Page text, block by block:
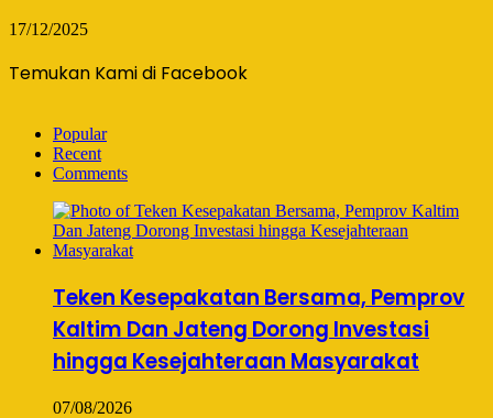
17/12/2025
Temukan Kami di Facebook
Popular
Recent
Comments
Teken Kesepakatan Bersama, Pemprov
Kaltim Dan Jateng Dorong Investasi
hingga Kesejahteraan Masyarakat
07/08/2026